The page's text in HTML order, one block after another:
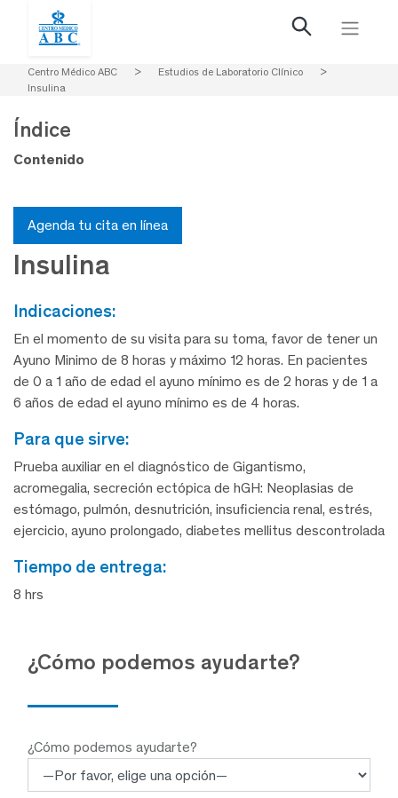
Centro Médico ABC > Estudios de Laboratorio Clínico
>
Insulina
Insulina
indicaciones:
En el momento de su visita para su toma, favor de tener un
Ayuno Minimo de 8 horas y máximo 12 horas. En pacientes
de 0 a 1 año de edad el ayuno mínimo es de 2 horas y de 1 a
6 años de edad el ayuno mínimo es de 4 horas.
para que sirve:
Prueba auxiliar en el diagnóstico de Gigantismo,
acromegalia, secreción ectópica de hGH: Neoplasias de
estómago, pulmón, desnutrición, insuficiencia renal, estrés,
ejercicio, ayuno prolongado, diabetes mellitus descontrolada
tiempo de entrega:
8 hrs
¿Cómo podemos ayudarte?
¿Cómo podemos ayudarte?
Índice
Contenido
Agenda tu cita en línea